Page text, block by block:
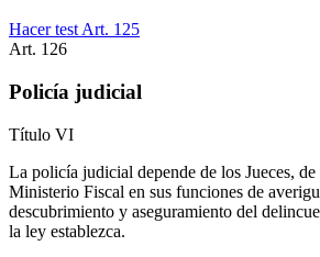
Hacer test Art. 125
Art. 126
Policía judicial
Título VI
La policía judicial depende de los Jueces,
Ministerio Fiscal en sus funciones de
descubrimiento y aseguramiento del
la ley establezca.